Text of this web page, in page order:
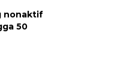
nonaktif
50